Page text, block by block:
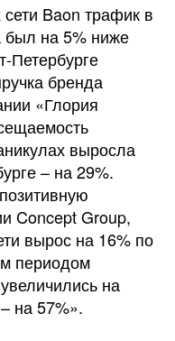
Baon трафик в
был на 5% ниже
Петербурге
бренда
«Глория
выросла
– на 29%.
Concept Group,
вырос на 16% по
периодом
на
на 57%».